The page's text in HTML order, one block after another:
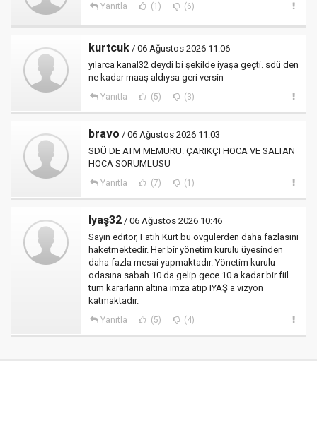
Yanıtla (1) (6)
kurtcuk / 06 Ağustos 2026 11:06
yılarca kanal32 deydi bi şekilde iyaşa geçti. sdü den
ne kadar maaş aldıysa geri versin
Yanıtla (5) (3)
bravo / 06 Ağustos 2026 11:03
SDÜ DE ATM MEMURU. ÇARIKÇI HOCA VE SALTAN
HOCA SORUMLUSU
Yanıtla (7) (1)
Iyaş32 / 06 Ağustos 2026 10:46
Sayın editör, Fatih Kurt bu övgülerden daha fazlasını
haketmektedir. Her bir yönetim kurulu üyesinden
daha fazla mesai yapmaktadır. Yönetim kurulu
odasına sabah 10 da gelip gece 10 a kadar bir fiil
tüm kararların altına imza atıp IYAŞ a vizyon
katmaktadır.
Yanıtla (5) (4)